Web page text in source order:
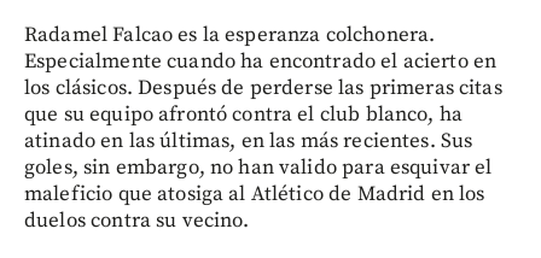
Radamel Falcao es la esperanza colchonera.
Especialmente cuando ha encontrado el acierto en
los clásicos. Después de perderse las primeras citas
que su equipo afrontó contra el club blanco, ha
atinado en las últimas, en las más recientes. Sus
goles, sin embargo, no han valido para esquivar el
maleficio que atosiga al Atlético de Madrid en los
duelos contra su vecino.